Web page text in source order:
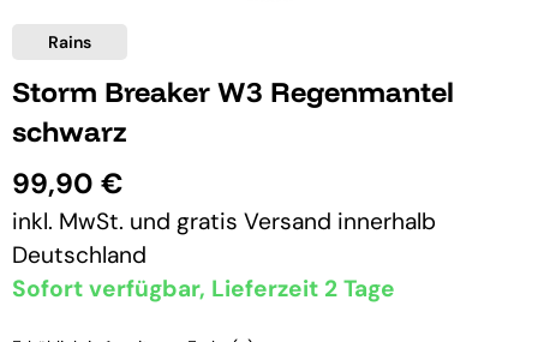
Rains
Storm Breaker W3 Regenmantel
schwarz
99,90 €
inkl. MwSt. und gratis Versand innerhalb
Deutschland
Sofort verfügbar, Lieferzeit 2 Tage